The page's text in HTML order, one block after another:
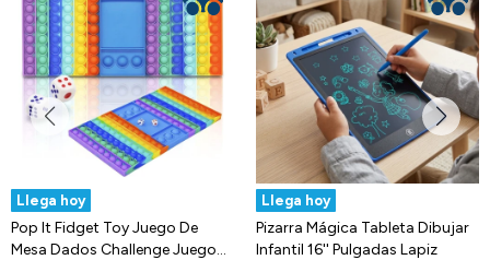
Llega hoy
Pop It Fidget Toy Juego De
Mesa Dados Challenge Juego
Llega hoy
Pizarra Mágica Tableta Dibujar
Infantil 16'' Pulgadas Lapiz